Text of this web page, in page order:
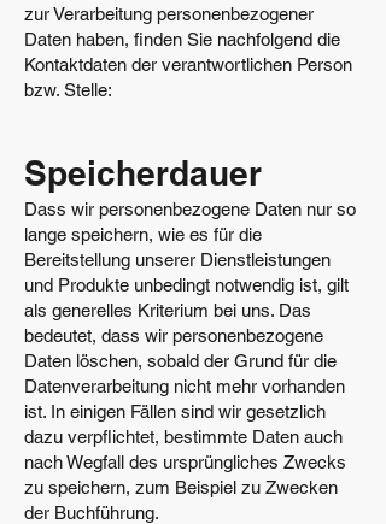
zur Verarbeitung personenbezogener
Daten haben, finden Sie nachfolgend die
Kontaktdaten der verantwortlichen Person
bzw. Stelle:
Speicherdauer
Dass wir personenbezogene Daten nur so
lange speichern, wie es für die
Bereitstellung unserer Dienstleistungen
und Produkte unbedingt notwendig ist, gilt
als generelles Kriterium bei uns. Das
bedeutet, dass wir personenbezogene
Daten löschen, sobald der Grund für die
Datenverarbeitung nicht mehr vorhanden
ist. In einigen Fällen sind wir gesetzlich
dazu verpflichtet, bestimmte Daten auch
nach Wegfall des ursprüngliches Zwecks
zu speichern, zum Beispiel zu Zwecken
der Buchführung.